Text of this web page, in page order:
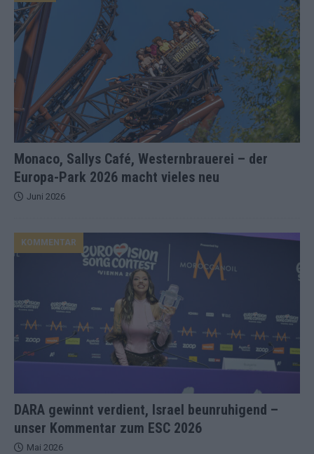
Monaco, Sallys Café, Westernbrauerei – der
Europa-Park 2026 macht vieles neu
Juni 2026
DARA gewinnt verdient, Israel beunruhigend –
unser Kommentar zum ESC 2026
KOMMENTAR
Mai 2026